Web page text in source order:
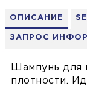
ОПИСАНИЕ
ЗАПРОС
Шампунь для
плотности.